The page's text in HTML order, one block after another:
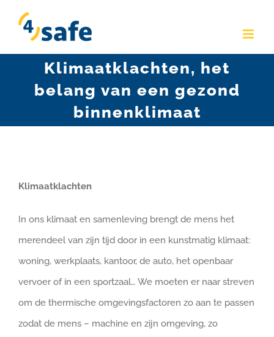
content
Klimaatklachten, het
belang van een gezond
binnenklimaat
Klimaatklachten
In ons klimaat en samenleving brengt de mens het
merendeel van zijn tijd door in een kunstmatig klimaat:
woning, werkplaats, kantoor, de auto, het openbaar
vervoer of in een sportzaal… We moeten er naar streven
om de thermische omgevingsfactoren zo aan te passen
zodat de mens – machine en zijn omgeving, zo